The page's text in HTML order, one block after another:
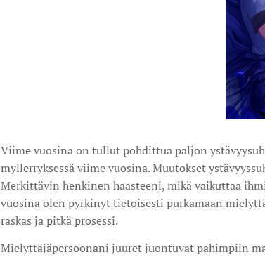
Viime vuosina on tullut pohdittua paljon
myllerryksessä viime vuosina. Muutokset
Merkittävin henkinen haasteeni, mikä vaikuttaa
vuosina olen pyrkinyt tietoisesti purkamaan
raskas ja pitkä prosessi.
Mielyttäjäpersoonani juuret juontuvat pahimpiin